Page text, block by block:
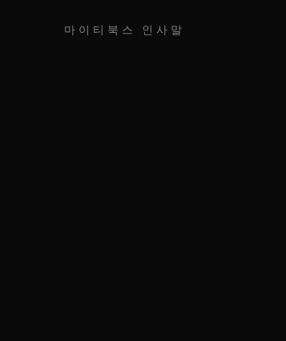
마이티북스 인사말